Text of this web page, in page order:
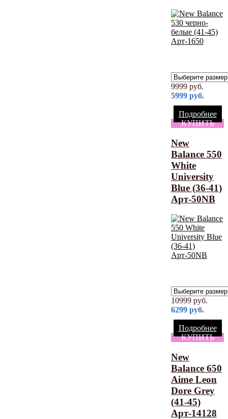
9999 руб.
5999 руб.
Подробнее
КУПИТЬ
New
Balance 550
White
University
Blue (36-41)
Арт-50NB
10999 руб.
6299 руб.
Подробнее
КУПИТЬ
New
Balance 650
Aime Leon
Dore Grey
(41-45)
Арт-14128